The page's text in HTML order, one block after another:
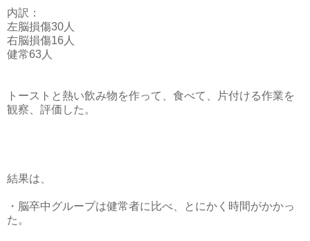
内訳：
左脳損傷30人
右脳損傷16人
健常63人
トーストと熱い飲み物を作って、食べて、片付ける作業を
観察、評価した。
結果は、
・脳卒中グループは健常者に比べ、とにかく時間がかかっ
た。